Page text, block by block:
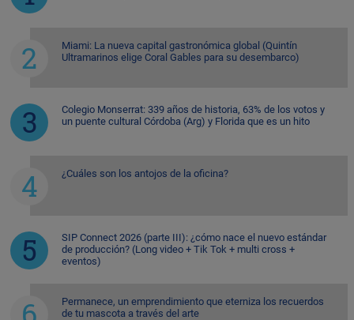
Miami: La nueva capital gastronómica global (Quintín
Ultramarinos elige Coral Gables para su desembarco)
Colegio Monserrat: 339 años de historia, 63% de los votos y
un puente cultural Córdoba (Arg) y Florida que es un hito
¿Cuáles son los antojos de la oficina?
SIP Connect 2026 (parte III): ¿cómo nace el nuevo estándar
de producción? (Long video + Tik Tok + multi cross +
eventos)
Permanece, un emprendimiento que eterniza los recuerdos
de tu mascota a través del arte